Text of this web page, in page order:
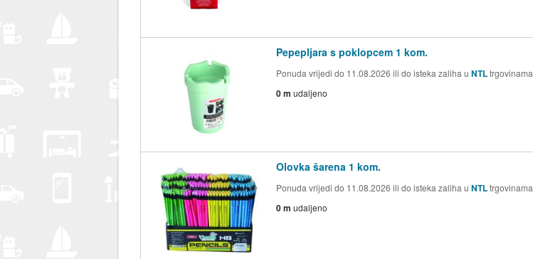
Pepepljara s poklopcem 1 kom.
Ponuda vrijedi do 11.08.2026 ili do isteka zaliha u NTLtrgovinama
0 m udaljeno
Olovka šarena 1 kom.
Ponuda vrijedi do 11.08.2026 ili do isteka zaliha u NTLtrgovinama
0 m udaljeno